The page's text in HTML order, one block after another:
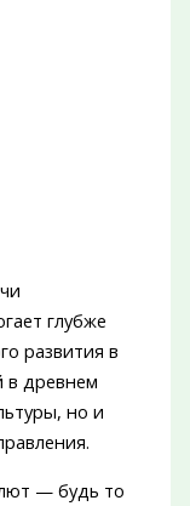
глубже
развития в
в древнем
но и
— будь то